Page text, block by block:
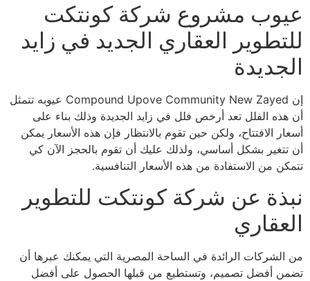
عيوب مشروع شركة كونتكت
للتطوير العقاري الجديد في زايد
الجديدة
إن Compound Upove Community New Zayed عيوبه تتمثل
أن هذه الفلل تعد أرخص فلل في زايد الجديدة وذلك بناء على
أسعار الافتتاح، ولكن حين تقوم بالانتظار فإن هذه الأسعار يمكن
أن تتغير بشكل أساسي، ولذلك عليك أن تقوم بالحجز الآن كي
تتمكن من الاستفادة من هذه الأسعار التنافسية.
نبذة عن شركة كونتكت للتطوير
العقاري
من الشركات الرائدة في الساحة المصرية التي يمكنك عبرها أن
تضمن أفضل تصميم، وتستطيع من قبلها الحصول على أفضل